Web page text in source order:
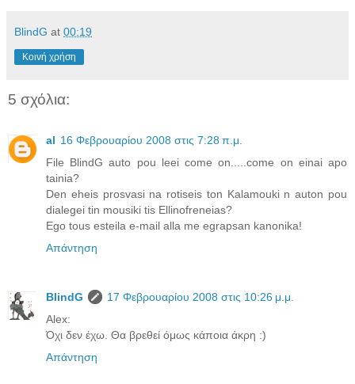
BlindG at 00:19
Κοινή χρήση
5 σχόλια:
al 16 Φεβρουαρίου 2008 στις 7:28 π.μ.
File BlindG auto pou leei come on.....come on einai apo
tainia?
Den eheis prosvasi na rotiseis ton Kalamouki n auton pou
dialegei tin mousiki tis Ellinofreneias?
Ego tous esteila e-mail alla me egrapsan kanonika!
Απάντηση
BlindG
17 Φεβρουαρίου 2008 στις 10:26 μ.μ.
Alex:
Όχι δεν έχω. Θα βρεθεί όμως κάποια άκρη :)
Απάντηση